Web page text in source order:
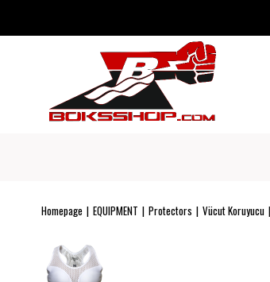
Homepage EQUIPMENT Protectors Vücut Koruyucu